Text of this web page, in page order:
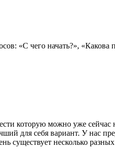
«С чего начать?», «Какова
которую можно уже
для себя вариант. У нас
существует несколько